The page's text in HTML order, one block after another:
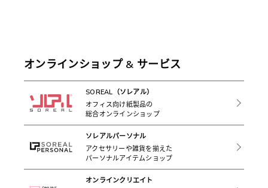
オンラインショップ & サービス
SOREAL（ソレアル）
オフィス向け紙製品の
総合オンラインショップ
ソレアルパーソナル
アクセサリーや雑貨を揃えた
パーソナルアイテムショップ
オンラインクリエイト